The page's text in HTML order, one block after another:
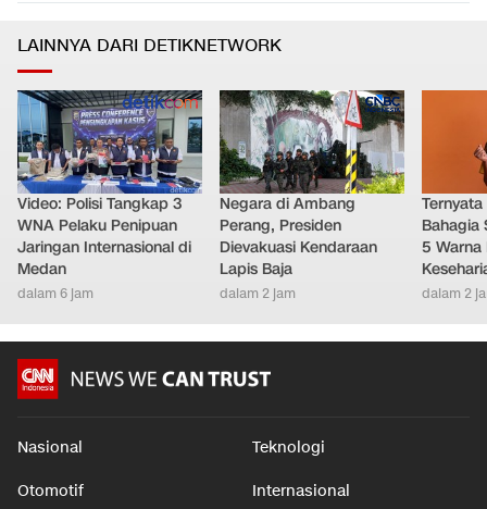
LAINNYA DARI DETIKNETWORK
Video: Polisi Tangkap 3
WNA Pelaku Penipuan
Jaringan Internasional di
Medan
dalam 6 jam
Negara di Ambang
Perang, Presiden
Dievakuasi Kendaraan
Lapis Baja
dalam 2 jam
Bahagia
5
dalam 2
Nasional Teknologi
Otomotif Internasional